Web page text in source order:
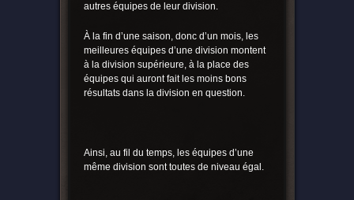
autres équipes de leur division.
À la fin d’une saison, donc d’un mois, les
meilleures équipes d’une division montent
à la division supérieure, à la place des
équipes qui auront fait les moins bons
résultats dans la division en question.
Ainsi, au fil du temps, les équipes d’une
même division sont toutes de niveau égal.